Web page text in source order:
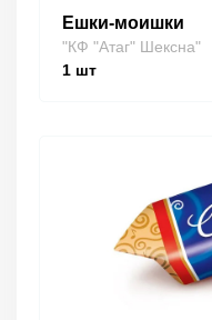
Ешки-моишки
"КФ "Атаг" Шексна"
1 шт